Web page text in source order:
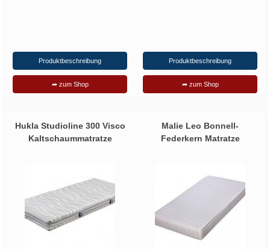
Produktbeschreibung
➦ zum Shop
Produktbeschreibung
➦ zum Shop
Hukla Studioline 300 Visco
Kaltschaummatratze
Malie Leo Bonnell-
Federkern Matratze